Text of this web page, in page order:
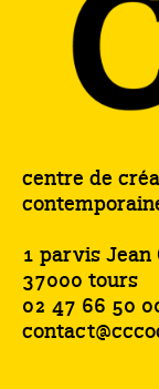
centre de
1 parvis Jean
37000 tours
02 47 66 50